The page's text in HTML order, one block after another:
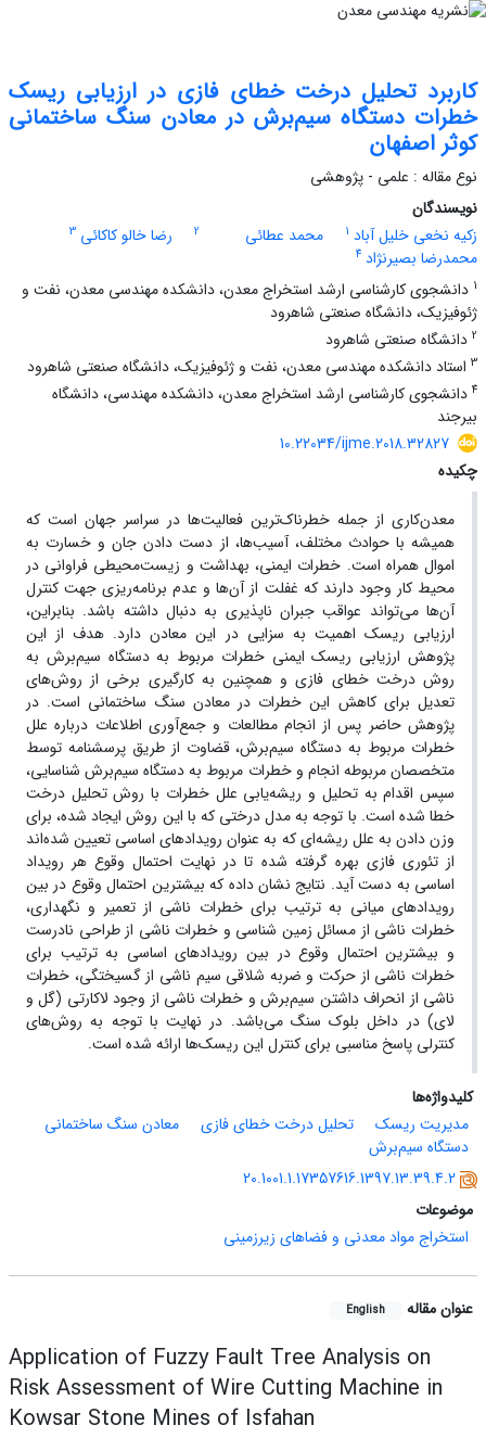
کاربرد تحلیل درخت خطای فازی در ارزیابی ریسک
خطرات دستگاه سیم‌برش در معادن سنگ ساختمانی
کوثر اصفهان
نوع مقاله : علمی - پژوهشی
نویسندگان
زکیه نخعی خلیل آباد 1 محمد عطائی 2 رضا خالو کاکائی 3
محمدرضا بصیرنژاد 4
1 دانشجوی کارشناسی ارشد استخراج معدن، دانشکده مهندسی معدن، نفت و
ژئوفیزیک، دانشگاه صنعتی شاهرود
2 دانشگاه صنعتی شاهرود
3 استاد دانشکده مهندسی معدن، نفت و ژئوفیزیک، دانشگاه صنعتی شاهرود
4 دانشجوی کارشناسی ارشد استخراج معدن، دانشکده مهندسی، دانشگاه
بیرجند
10.22034/ijme.2018.32827
چکیده
معدن‌کاری از جمله خطرناک‌ترین فعالیت‌ها در سراسر جهان است که
همیشه با حوادث مختلف، آسیب‌ها، از دست دادن جان و خسارت به
اموال همراه است. خطرات ایمنی، بهداشت و زیست‌محیطی فراوانی در
محیط کار وجود دارند که غفلت از آن‌ها و عدم برنامه‌ریزی جهت کنترل
آن‌ها می‌تواند عواقب جبران ناپذیری به دنبال داشته باشد. بنابراین،
ارزیابی ریسک اهمیت به سزایی در این معادن دارد. هدف از این
پژوهش ارزیابی ریسک ایمنی خطرات مربوط به دستگاه سیم‌برش به
روش درخت خطای فازی و همچنین به کارگیری برخی از روش‌های
تعدیل برای کاهش این خطرات در معادن سنگ ساختمانی است. در
پژوهش حاضر پس از انجام مطالعات و جمع‌آوری اطلاعات درباره علل
خطرات مربوط به دستگاه سیم‌برش، قضاوت از طریق پرسشنامه توسط
متخصصان مربوطه انجام و خطرات مربوط به دستگاه سیم‌برش شناسایی،
سپس اقدام به تحلیل و ریشه‌یابی علل خطرات با روش تحلیل درخت
خطا شده است. با توجه به مدل درختی که با این روش ایجاد شده، برای
وزن دادن به علل ریشه‌ای که به عنوان رویدادهای اساسی تعیین شده‌اند
از تئوری فازی بهره گرفته شده تا در نهایت احتمال وقوع هر رویداد
اساسی به دست آید. نتایج نشان داده که بیشترین احتمال وقوع در بین
رویدادهای میانی به ترتیب برای خطرات ناشی از تعمیر و نگهداری،
خطرات ناشی از مسائل زمین شناسی و خطرات ناشی از طراحی نادرست
و بیشترین احتمال وقوع در بین رویدادهای اساسی به ترتیب برای
خطرات ناشی از حرکت و ضربه شلاقی سیم ناشی از گسیختگی، خطرات
ناشی از انحراف داشتن سیم‌برش و خطرات ناشی از وجود لاکارتی (گل و
لای) در داخل بلوک سنگ می‌باشد. در نهایت با توجه به روش‌های
کنترلی پاسخ مناسبی برای کنترل این ریسک‌ها ارائه شده است.
کلیدواژه‌ها
مدیریت ریسک
تحلیل درخت خطای فازی
معادن سنگ ساختمانی
دستگاه سیم‌برش
20.1001.1.17357616.1397.13.39.4.2
موضوعات
استخراج مواد معدنی و فضاهای زیرزمینی
عنوان مقاله English
Application of Fuzzy Fault Tree Analysis on
Risk Assessment of Wire Cutting Machine in
Kowsar Stone Mines of Isfahan